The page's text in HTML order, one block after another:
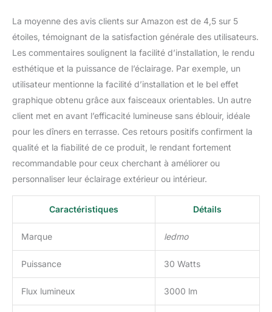
seulement une source de
lumière pour votre
maison, mais peut
également servir de
décoration artistique
pour rendre vos meubles
plus distinctifs. 【Design
Moderne】 cette
Appliqué Mural Extérieur
mate a un design simple
et donne une impression
élégante et moderne, elle
styles de décoration.
balcon, salon, Chambre,
bains, couloir, escalier,
entrée. 【3000K Blanc
chaud】La lumière douce
de 3000k est capable de
La moyenne des avis clients sur Amazon est de 4,5 sur 5
étoiles, témoignant de la satisfaction générale des utilisateurs.
Les commentaires soulignent la facilité d’installation, le rendu
esthétique et la puissance de l’éclairage. Par exemple, un
utilisateur mentionne la facilité d’installation et le bel effet
graphique obtenu grâce aux faisceaux orientables. Un autre
client met en avant l’efficacité lumineuse sans éblouir, idéale
pour les dîners en terrasse. Ces retours positifs confirment la
qualité et la fiabilité de ce produit, le rendant fortement
recommandable pour ceux cherchant à améliorer ou
personnaliser leur éclairage extérieur ou intérieur.
Caractéristiques Détails
Marque ledmo
Puissance 30 Watts
Flux lumineux 3000 lm